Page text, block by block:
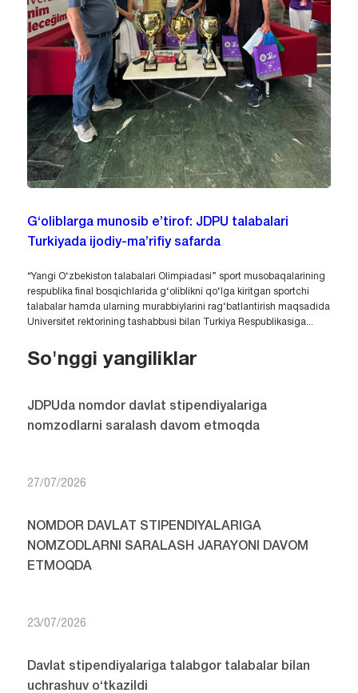
G‘oliblarga munosib e’tirof: JDPU talabalari
Turkiyada ijodiy-ma’rifiy safarda
“Yangi O‘zbekiston talabalari Olimpiadasi” sport musobaqalarining
respublika final bosqichlarida g‘oliblikni qo‘lga kiritgan sportchi
talabalar hamda ularning murabbiylarini rag‘batlantirish maqsadida
Universitet rektorining tashabbusi bilan Turkiya Respublikasiga...
So'nggi yangiliklar
JDPUda nomdor davlat stipendiyalariga
nomzodlarni saralash davom etmoqda
27/07/2026
NOMDOR DAVLAT STIPENDIYALARIGA
NOMZODLARNI SARALASH JARAYONI DAVOM
ETMOQDA
23/07/2026
Davlat stipendiyalariga talabgor talabalar bilan
uchrashuv o‘tkazildi